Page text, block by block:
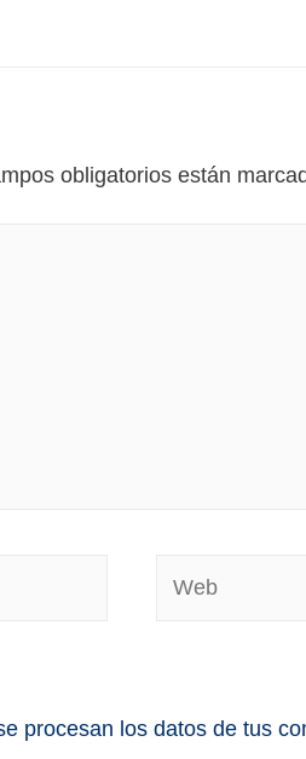
obligatorios están
procesan los datos de tus